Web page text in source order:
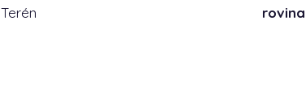
Terén rovina